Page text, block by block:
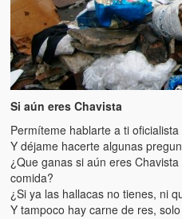
Si aún eres Chavista
Permíteme hablarte a ti oficialista
Y déjame hacerte algunas
¿Que ganas si aún eres
comida?
¿Si ya las hallacas no tienes, ni
Y tampoco hay carne de res,